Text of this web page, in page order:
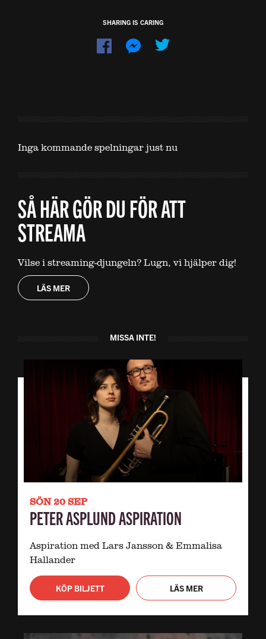
SHARING IS CARING
Dela
Dela
Inga kommande spelningar just nu
SÅ HÄR GÖR DU FÖR ATT
STREAMA
Vilse i streaming-djungeln? Lugn, vi hjälper dig!
LÄS MER
MISSA INTE!
SÖN 20 SEP
PETER ASPLUND ASPIRATION
Aspiration med Lars Jansson & Emmalisa
Hallander
KÖP BILJETT LÄS MER